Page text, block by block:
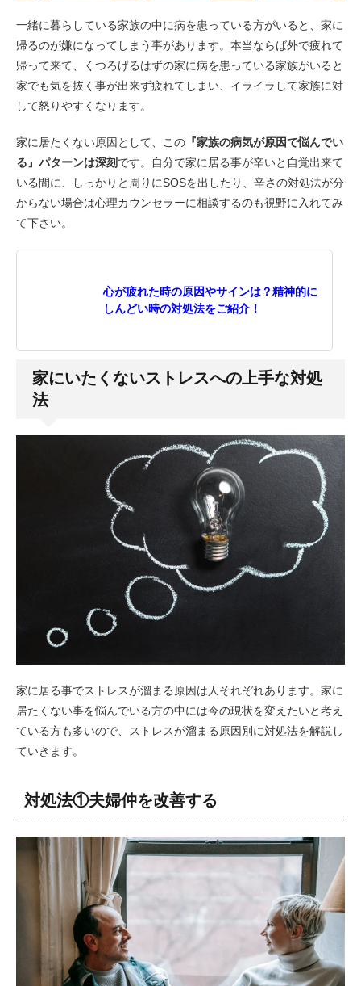
一緒に暮らしている家族の中に病を患っている方がいると、家に
帰るのが嫌になってしまう事があります。本当ならば外で疲れて
帰って来て、くつろげるはずの家に病を患っている家族がいると
家でも気を抜く事が出来ず疲れてしまい、イライラして家族に対
して怒りやすくなります。
家に居たくない原因として、この 『家族の病気が原因で悩んでい
る』パターンは深刻 です。自分で家に居る事が辛いと自覚出来て
いる間に、しっかりと周りにSOSを出したり、辛さの対処法が分
からない場合は心理カウンセラーに相談するのも視野に入れてみ
て下さい。
心が疲れた時の原因やサインは？精神的に
しんどい時の対処法をご紹介！
家にいたくないストレスへの上手な対処
法
家に居る事でストレスが溜まる原因は人それぞれあります。家に
居たくない事を悩んでいる方の中には今の現状を変えたいと考え
ている方も多いので、ストレスが溜まる原因別に対処法を解説し
ていきます。
対処法①夫婦仲を改善する